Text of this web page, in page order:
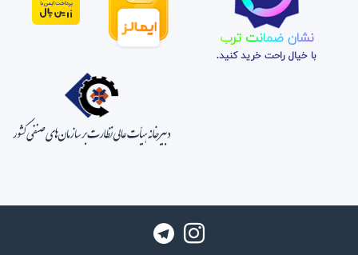
نشان ضمانت ترب
با خیال راحت خرید کنید.